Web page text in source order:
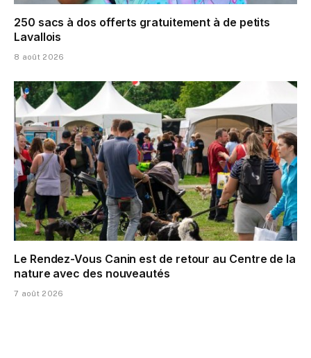
250 sacs à dos offerts gratuitement à de petits
Lavallois
8 août 2026
Le Rendez-Vous Canin est de retour au Centre de la
nature avec des nouveautés
7 août 2026